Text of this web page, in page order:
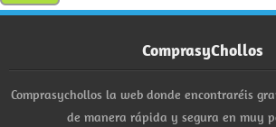
ComprasyChollos
Comprasychollos la web donde encontraréis
de manera rápida y segura en muy